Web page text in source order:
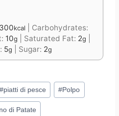
300kcal
Carbohydrates:
10g Saturated Fat: 2g
5g Sugar: 2g
#piatti di pesce #Polpo
di Patate